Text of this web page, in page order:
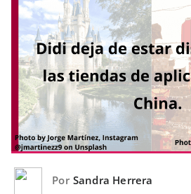
Por Sandra Herrera